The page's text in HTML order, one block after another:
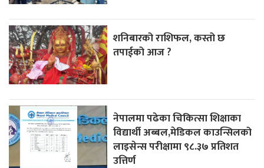
शनिबारको राशिफल, कस्तो छ
तपाईको आज ?
नेपालमा पढेका चिकित्सा शिक्षाका
विद्यार्थी अब्बल,मेडिकल काउन्सिलको
लाइसेन्स परीक्षामा ९८.३७ प्रतिशत
उत्तिर्ण